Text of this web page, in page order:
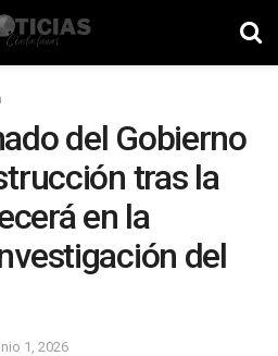
del Gobierno
tras la
en la
del
1, 2026